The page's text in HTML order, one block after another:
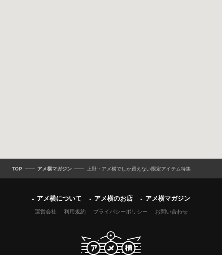
TOP アメ横マガジン 上野・アメ横でしか買えない限定アイテム特集
アメ横について アメ横のお店 アメ横マガジン
運営会社 利用規約 プライバシーポリシー お問い合わせ